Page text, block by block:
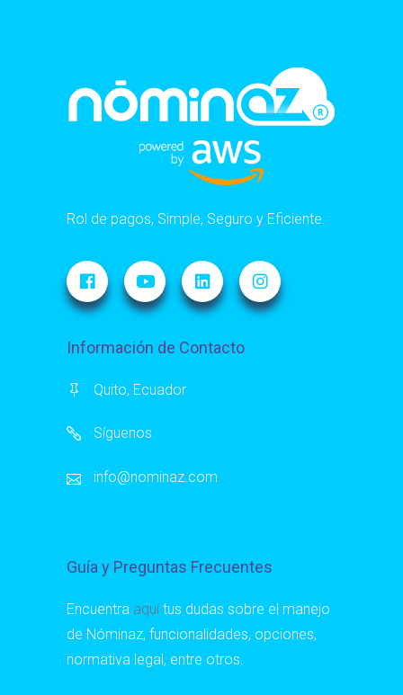
Rol de pagos, Simple, Seguro y Eficiente.
Información de Contacto
Quito, Ecuador
Síguenos
info@nominaz.com
Guía y Preguntas Frecuentes
Encuentra aquí tus dudas sobre el manejo
de Nóminaz, funcionalidades, opciones,
normativa legal, entre otros.